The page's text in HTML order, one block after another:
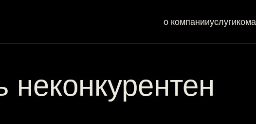
о компанииуслуги
неконкурентен